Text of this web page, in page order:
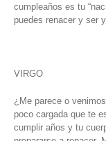
cumpleaños es tu
puedes renacer y ser
VIRGO
¿Me parece o
poco cargada que te
cumplir años y tu